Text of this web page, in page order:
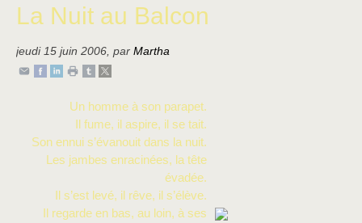
La Nuit au Balcon
jeudi 15 juin 2006, par Martha
Un homme à son parapet.
Il fume, il aspire, il se tait.
Son ennui s’évanouit dans la nuit.
Les jambes enracinées, la tête
évadée.
Il s’est levé, il rêve, il s’élève.
Il regarde en bas, au loin, à ses